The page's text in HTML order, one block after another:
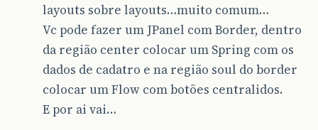
layouts sobre layouts…muito comum…
Vc pode fazer um JPanel com Border, dentro
da região center colocar um Spring com os
dados de cadatro e na região soul do border
colocar um Flow com botões centralidos.
E por ai vai…